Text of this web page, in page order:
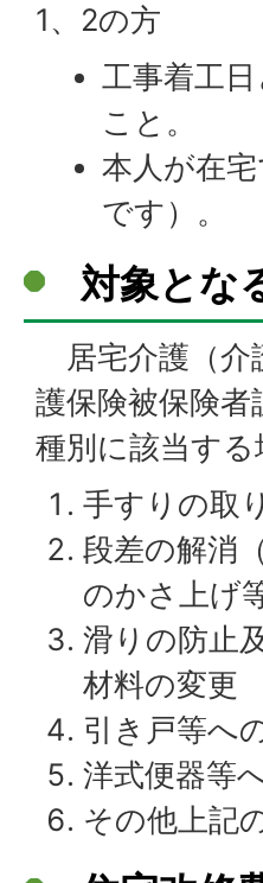
1、2の方
工事着工
こと。
本人が在
です）。
対象とな
居宅介護（介
護保険被保険
種別に該当す
手すりの取
段差の解消
のかさ上げ
滑りの防止
材料の変更
引き戸等へ
洋式便器等
その他上記